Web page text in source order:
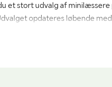
et stort udvalg af
opdateres løbende